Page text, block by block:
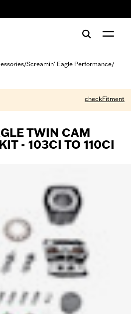
/Screamin' Eagle Performance/
checkFitment
TWIN CAM
- 103CI TO 110CI